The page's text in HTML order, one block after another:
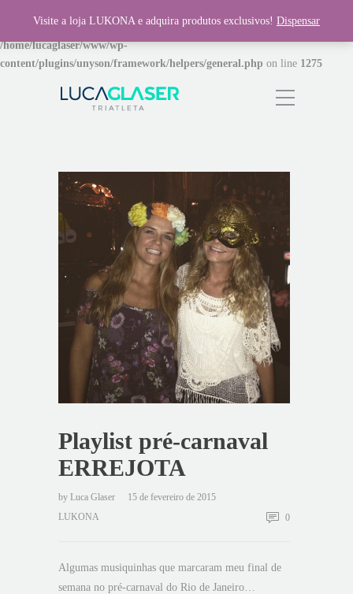
Warning: Invalid argument supplied for foreach() in
/home/lucaglaser/www/wp-
content/plugins/unyson/framework/helpers/general.php on line 1275
Playlist pré-carnaval
ERREJOTA
by Luca Glaser
15 de fevereiro de 2015
LUKONA
0
Algumas musiquinhas que marcaram meu final de
semana no pré-carnaval do Rio de Janeiro…
Visite a loja LUKONA e adquira produtos exclusivos! Dispensar